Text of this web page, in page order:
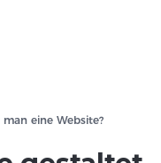
eine Website?